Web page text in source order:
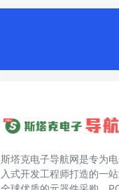
斯塔克电子导航网是专为
入式开发工程师打造的一